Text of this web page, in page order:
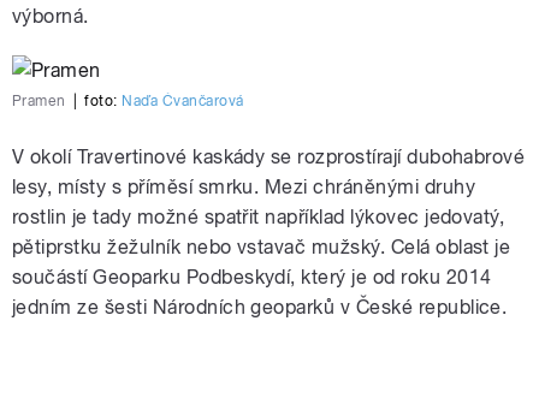
výborná.
Pramen foto: Naďa Čvančarová
V okolí Travertinové kaskády se rozprostírají dubohabrové
lesy, místy s příměsí smrku. Mezi chráněnými druhy
rostlin je tady možné spatřit například lýkovec jedovatý,
pětiprstku žežulník nebo vstavač mužský. Celá oblast je
součástí Geoparku Podbeskydí, který je od roku 2014
jedním ze šesti Národních geoparků v České republice.